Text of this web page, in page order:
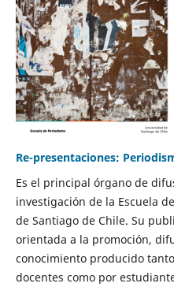
Re-presentaciones:
Es el principal órgano de
investigación de la Escuela
de Santiago de Chile. Su
orientada a la promoción,
conocimiento producido
docentes como por